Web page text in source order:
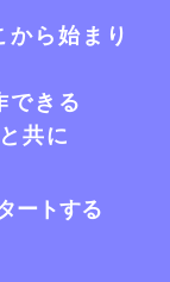
ら始まり
できる
共に
ートする